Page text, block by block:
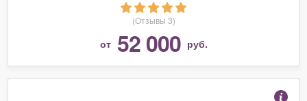
(Отзывы 3)
от 52 000 руб.